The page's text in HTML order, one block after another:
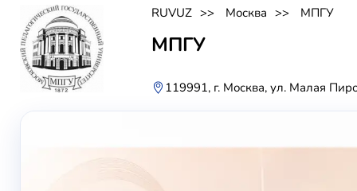
RUVUZ Москва МПГУ
МПГУ
119991, г. Москва, ул. Малая